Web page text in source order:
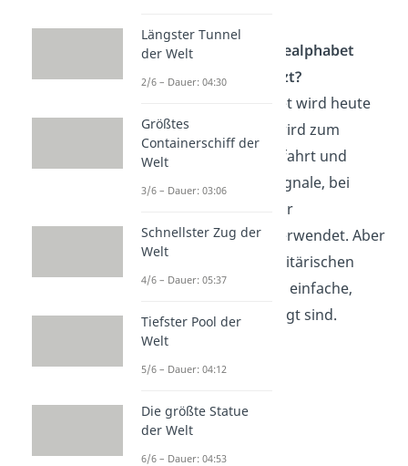
Wo wird das Morsealphabet
heute noch benutzt?
Das Morsealphabet wird heute
noch benutzt. Es wird zum
Beispiel in der Seefahrt und
Luftfahrt für Notsignale, bei
Funkamateuren zur
Kommunikation verwendet. Aber
auch in einigen militärischen
Anwendungen, wo einfache,
klare Signale gefragt sind.
Längster Tunnel
der Welt
2/6 – Dauer: 04:30
Größtes
Containerschiff der
Welt
3/6 – Dauer: 03:06
Schnellster Zug der
Welt
4/6 – Dauer: 05:37
Tiefster Pool der
Welt
5/6 – Dauer: 04:12
Die größte Statue
der Welt
6/6 – Dauer: 04:53